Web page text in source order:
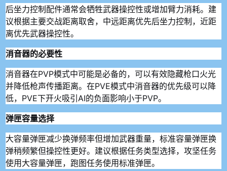
后坐力控制配件通常会牺牲武器操控性或增加臂力消耗。建
议根据主要交战距离取舍，中远距离优先后坐力控制，近距
离优先武器操控性。
消音器的必要性
消音器在PVP模式中可能是必备的，可以有效隐藏枪口火光
并降低枪声传播距离。在PVE模式中消音器的优先级可以降
低，PVE下开火吸引AI的负面影响小于PVP。
弹匣容量选择
大容量弹匣减少换弹频率但增加武器重量，标准容量弹匣换
弹稍频繁但操控性更好。建议根据任务类型选择，攻坚任务
使用大容量弹匣，跑图任务使用标准弹匣。